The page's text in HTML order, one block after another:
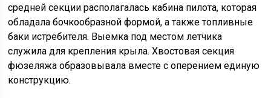
средней секции располагалась кабина пилота, которая
обладала бочкообразной формой, а также топливные
баки истребителя. Выемка под местом летчика
служила для крепления крыла. Хвостовая секция
фюзеляжа образовывала вместе с оперением единую
конструкцию.